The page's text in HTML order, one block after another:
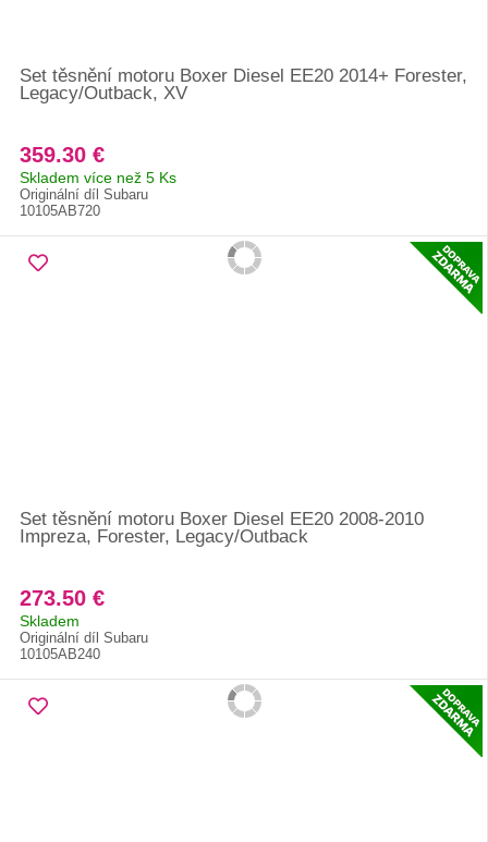
Set těsnění motoru Boxer Diesel EE20 2014+ Forester,
Legacy/Outback, XV
359.30 €
Skladem více než 5 Ks
Originální díl Subaru
10105AB720
Set těsnění motoru Boxer Diesel EE20 2008-2010
Impreza, Forester, Legacy/Outback
273.50 €
Skladem
Originální díl Subaru
10105AB240